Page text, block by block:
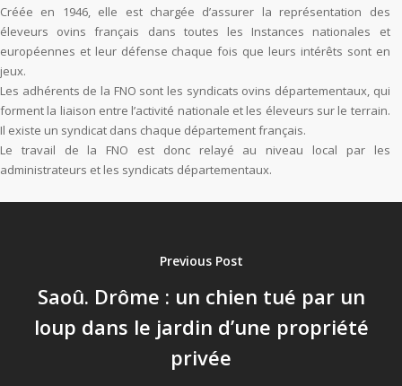
Créée en 1946, elle est chargée d’assurer la représentation des
éleveurs ovins français dans toutes les Instances nationales et
européennes et leur défense chaque fois que leurs intérêts sont en
jeux.
Les adhérents de la FNO sont les syndicats ovins départementaux, qui
forment la liaison entre l’activité nationale et les éleveurs sur le terrain.
Il existe un syndicat dans chaque département français.
Le travail de la FNO est donc relayé au niveau local par les
administrateurs et les syndicats départementaux.
Previous Post
Saoû. Drôme : un chien tué par un
loup dans le jardin d’une propriété
privée